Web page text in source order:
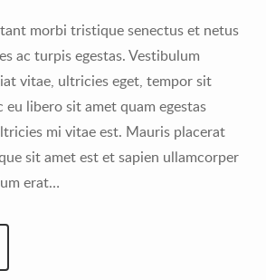
morbi tristique senectus et netus
ac turpis egestas. Vestibulum
vitae, ultricies eget, tempor sit
eu libero sit amet quam egestas
mi vitae est. Mauris placerat
sit amet est et sapien ullamcorper
erat…